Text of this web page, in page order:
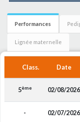
Performances
Lignée maternelle
Class. Date
5ème 02/08/2026
- 02/07/2026